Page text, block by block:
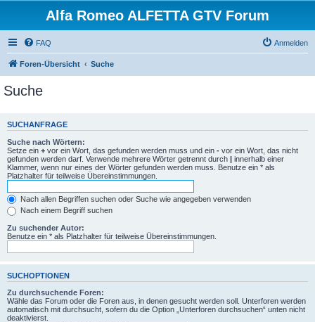
Alfa Romeo ALFETTA GTV Forum
FAQ Anmelden
Foren-Übersicht Suche
Suche
SUCHANFRAGE
Suche nach Wörtern:
Setze ein + vor ein Wort, das gefunden werden muss und ein - vor ein Wort, das nicht
gefunden werden darf. Verwende mehrere Wörter getrennt durch | innerhalb einer
Klammer, wenn nur eines der Wörter gefunden werden muss. Benutze ein * als
Platzhalter für teilweise Übereinstimmungen.
Nach allen Begriffen suchen oder Suche wie angegeben verwenden
Nach einem Begriff suchen
Zu suchender Autor:
Benutze ein * als Platzhalter für teilweise Übereinstimmungen.
SUCHOPTIONEN
Zu durchsuchende Foren:
Wähle das Forum oder die Foren aus, in denen gesucht werden soll. Unterforen werden
automatisch mit durchsucht, sofern du die Option „Unterforen durchsuchen“ unten nicht
deaktivierst.